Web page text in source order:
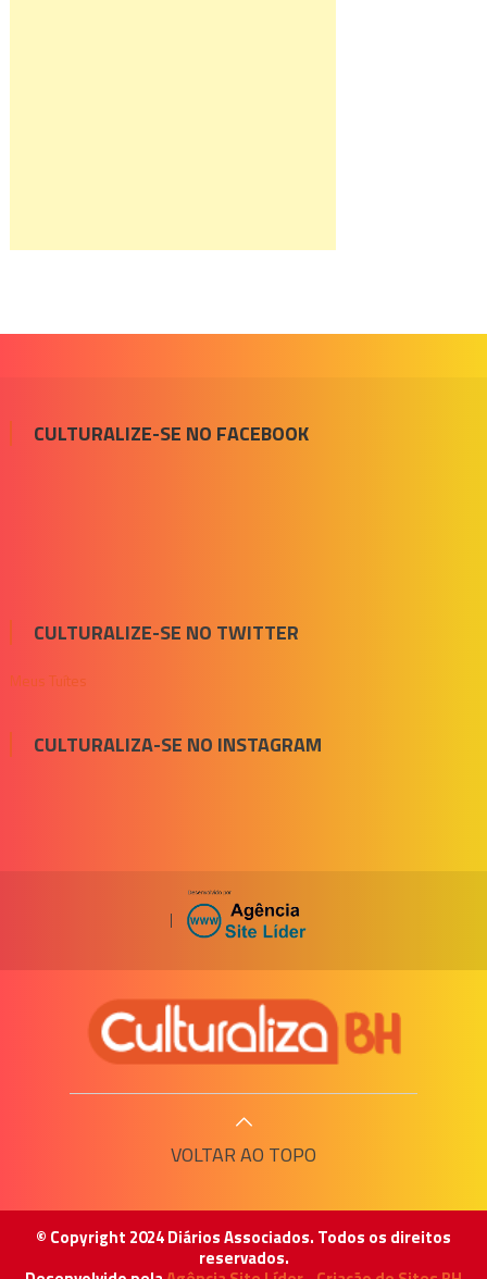
CULTURALIZE-SE NO FACEBOOK
CULTURALIZE-SE NO TWITTER
Meus Tuítes
CULTURALIZA-SE NO INSTAGRAM
|
VOLTAR AO TOPO
© Copyright 2024 Diários Associados. Todos os direitos
reservados.